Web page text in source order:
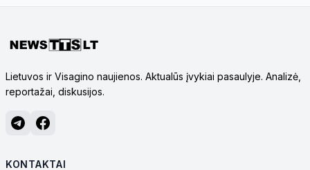
Lietuvos ir Visagino naujienos. Aktualūs įvykiai pasaulyje. Analizė,
reportažai, diskusijos.
KONTAKTAI